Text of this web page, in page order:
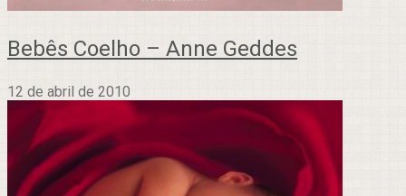
Bebês Coelho – Anne Geddes
12 de abril de 2010